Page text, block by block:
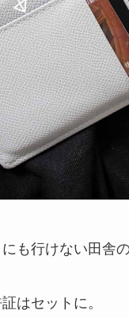
も行けない田舎
はセットに。